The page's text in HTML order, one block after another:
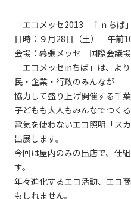
「エコメッセ2013 ｉｎちば
日時：９月28日（土） 午前
会場：幕張メッセ 国際会議
「エコメッセinちば」は、よ
民・企業・行政のみんなが
協力して盛り上げ開催する千
子どもも大人もみんなでつく
電気を使わないエコ照明「ス
出展します。
今回は屋内のみの出店で、仕
す。
年々進化するエコ活動、エコ
もしれません。